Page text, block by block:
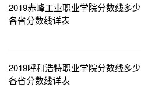
2019赤峰工业职业学院分数线多
各省分数线详表
2019呼和浩特职业学院分数线多
各省分数线详表